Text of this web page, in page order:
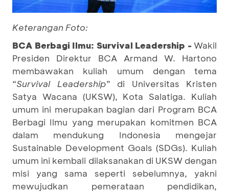
Keterangan Foto:
BCA Berbagi Ilmu: Survival Leadership -Wakil
Presiden Direktur BCA Armand W. Hartono
membawakan kuliah umum dengan tema
“Survival Leadership” di Universitas Kristen
Satya Wacana (UKSW), Kota Salatiga. Kuliah
umum ini merupakan bagian dari Program BCA
Berbagi Ilmu yang merupakan komitmen BCA
dalam mendukung Indonesia mengejar
Sustainable Development Goals (SDGs). Kuliah
umum ini kembali dilaksanakan di UKSW dengan
misi yang sama seperti sebelumnya, yakni
mewujudkan pemerataan pendidikan,